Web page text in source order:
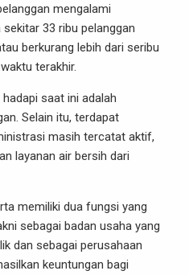
mengalami
33 ribu pelanggan
berkurang lebih dari seribu
terakhir.
saat ini adalah
Selain itu, terdapat
masih tercatat aktif,
layanan air bersih dari
memiliki dua fungsi yang
sebagai badan usaha yang
dan sebagai perusahaan
keuntungan bagi